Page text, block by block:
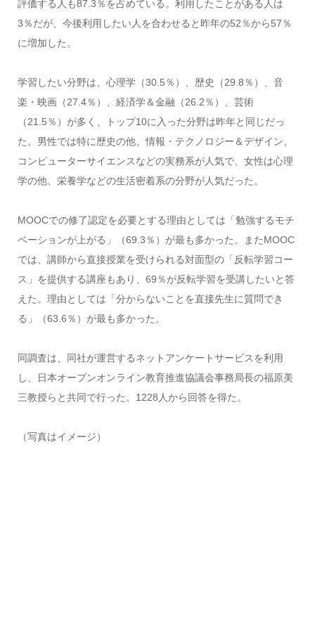
評価する人も87.3％を占めている。利用したことがある人は
3％だが、今後利用したい人を合わせると昨年の52％から57％
に増加した。
学習したい分野は、心理学（30.5％）、歴史（29.8％）、音
楽・映画（27.4％）、経済学＆金融（26.2％）、芸術
（21.5％）が多く、トップ10に入った分野は昨年と同じだっ
た。男性では特に歴史の他、情報・テクノロジー＆デザイン、
コンピューターサイエンスなどの実務系が人気で、女性は心理
学の他、栄養学などの生活密着系の分野が人気だった。
MOOCでの修了認定を必要とする理由としては「勉強するモチ
ベーションが上がる」（69.3％）が最も多かった。またMOOC
では、講師から直接授業を受けられる対面型の「反転学習コー
ス」を提供する講座もあり、69％が反転学習を受講したいと答
えた。理由としては「分からないことを直接先生に質問でき
る」（63.6％）が最も多かった。
同調査は、同社が運営するネットアンケートサービスを利用
し、日本オープンオンライン教育推進協議会事務局長の福原美
三教授らと共同で行った。1228人から回答を得た。
（写真はイメージ）